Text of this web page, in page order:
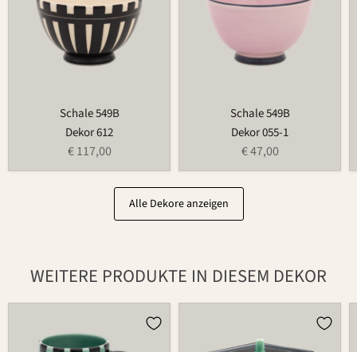
Schale 549B
Dekor 612
€ 117,00
Schale 549B
Dekor 055-1
€ 47,00
Alle Dekore anzeigen
WEITERE PRODUKTE IN DIESEM DEKOR